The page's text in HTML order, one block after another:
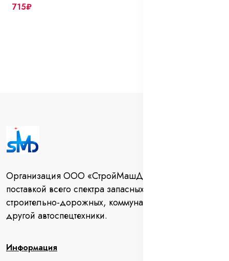
715₽
Организация ООО «СтройМашДеталь» занимается
поставкой всего спектра запасных частей для
строительно-дорожных, коммунальных машин и
другой автоспецтехники.
Информация